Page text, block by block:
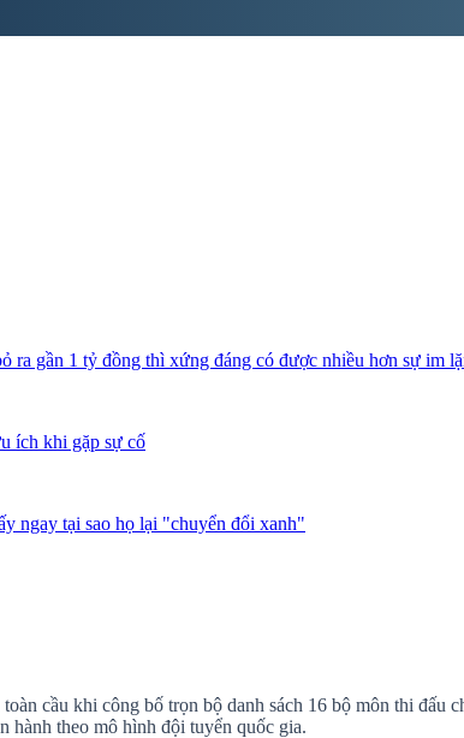
gần 1 tỷ đồng thì xứng đáng có được nhiều hơn sự im
ích khi gặp sự cố
ngay tại sao họ lại "chuyển đổi xanh"
cầu khi công bố trọn bộ danh sách 16 bộ môn thi
hành theo mô hình đội tuyển quốc gia.